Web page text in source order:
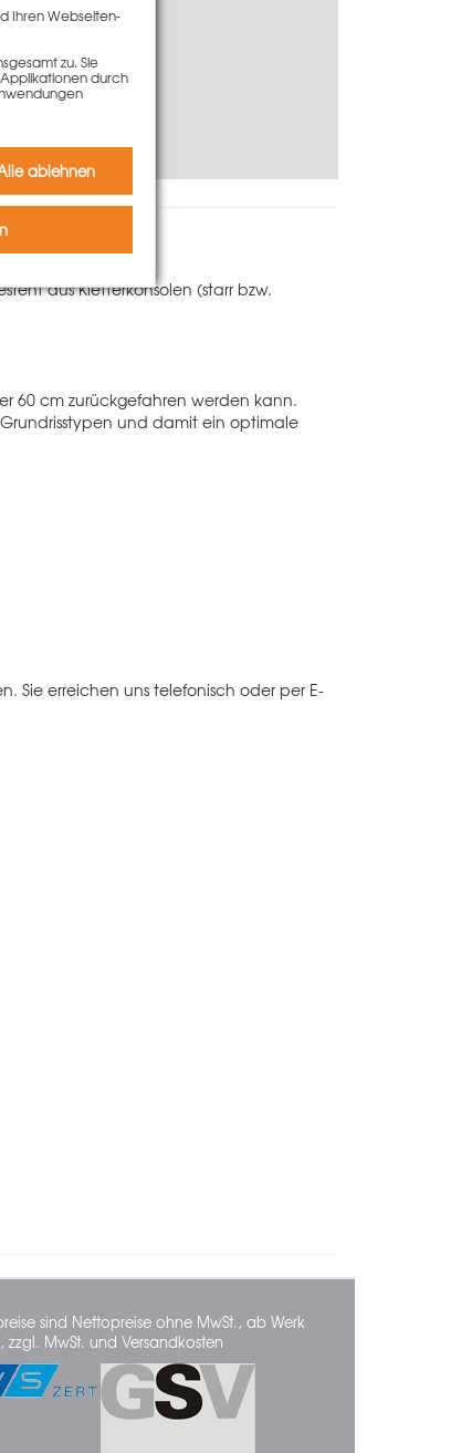
aus Kletterkonsolen (starr bzw.
60 cm zurückgefahren werden kann.
und damit ein optimale
Sie erreichen uns telefonisch oder per E-
sind Nettopreise ohne MwSt., ab Werk
zzgl. MwSt. und Versandkosten
Ihren Webseiten-
zu. Sie
durch
ablehnen